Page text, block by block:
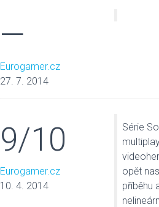
—
Eurogamer.cz
27. 7. 2014
9/10
Eurogamer.cz
10. 4. 2014
Série
opět
příběhu